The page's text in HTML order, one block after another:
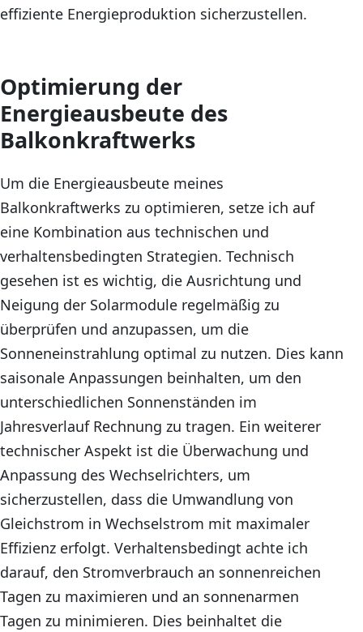
effiziente Energieproduktion sicherzustellen.
Optimierung der
Energieausbeute des
Balkonkraftwerks
Um die Energieausbeute meines
Balkonkraftwerks zu optimieren, setze ich auf
eine Kombination aus technischen und
verhaltensbedingten Strategien. Technisch
gesehen ist es wichtig, die Ausrichtung und
Neigung der Solarmodule regelmäßig zu
überprüfen und anzupassen, um die
Sonneneinstrahlung optimal zu nutzen. Dies kann
saisonale Anpassungen beinhalten, um den
unterschiedlichen Sonnenständen im
Jahresverlauf Rechnung zu tragen. Ein weiterer
technischer Aspekt ist die Überwachung und
Anpassung des Wechselrichters, um
sicherzustellen, dass die Umwandlung von
Gleichstrom in Wechselstrom mit maximaler
Effizienz erfolgt. Verhaltensbedingt achte ich
darauf, den Stromverbrauch an sonnenreichen
Tagen zu maximieren und an sonnenarmen
Tagen zu minimieren. Dies beinhaltet die